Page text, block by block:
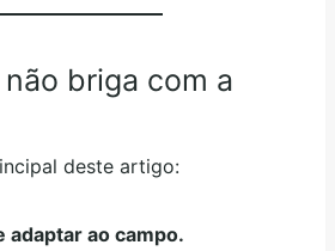
não briga com a
deste artigo:
adaptar ao campo.